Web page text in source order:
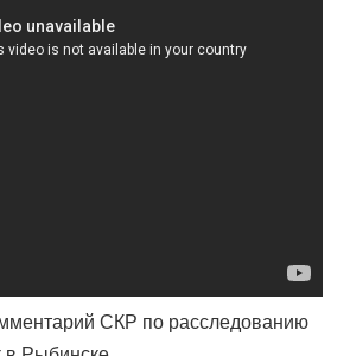
СКР по расследованию